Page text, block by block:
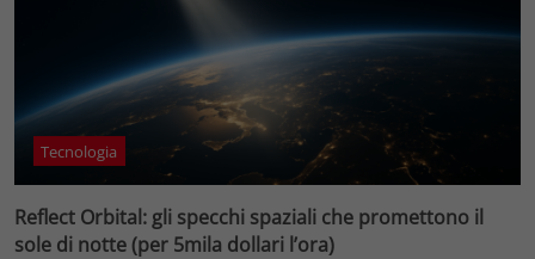
Tecnologia
Reflect Orbital: gli specchi spaziali che promettono il
sole di notte (per 5mila dollari l’ora)